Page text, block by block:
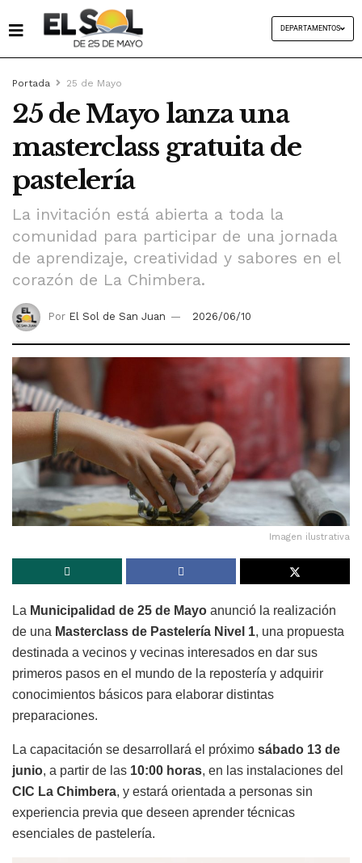
DEPARTAMENTOS
Portada 25 de Mayo
25 de Mayo lanza una
masterclass gratuita de
pastelería
La invitación está abierta a toda la
comunidad para participar de una jornada
de aprendizaje, creatividad y sabores en el
corazón de La Chimbera.
Por El Sol de San Juan 2026/06/10
Imagen ilustrativa
La Municipalidad de 25 de Mayo anunció la realización
de una Masterclass de Pastelería Nivel 1, una propuesta
destinada a vecinos y vecinas interesados en dar sus
primeros pasos en el mundo de la repostería y adquirir
conocimientos básicos para elaborar distintas
preparaciones.
La capacitación se desarrollará el próximo sábado 13 de
junio, a partir de las 10:00 horas, en las instalaciones del
CIC La Chimbera, y estará orientada a personas sin
experiencia previa que deseen aprender técnicas
esenciales de pastelería.